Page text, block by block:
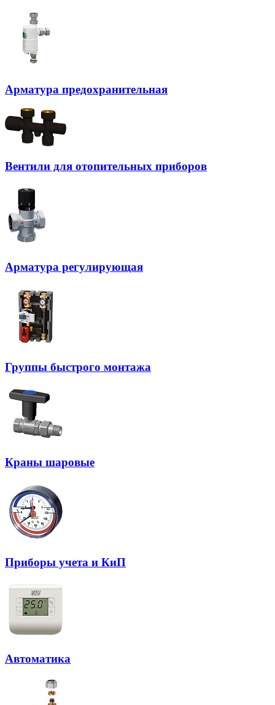
Арматура предохранительная
Вентили для отопительных приборов
Арматура регулирующая
Группы быстрого монтажа
Краны шаровые
Приборы учета и КиП
Автоматика